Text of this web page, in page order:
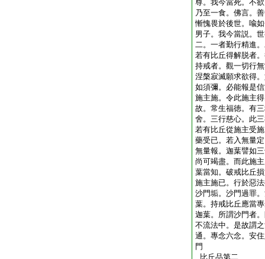
尊。我今當死。不
乃至一食。佛言。
慚愧畏於後世。喩
男子。我今當説。
二。一者勤行精進
若有比丘得解脱者
持戒者。觀一切行
涅槃寂滅願求欲得
如須彌。必能報是
施主施。令此施主
故。常生福徳。有
舍。三行慈心。此
若有比丘從施主受
藥受已。若入無量
無量報。迦葉譬如
尚可竭盡。而此施
葉當知。破戒比丘
施主施已。行於惡
沙門垢。沙門過罪
葉。持戒比丘應當
迦葉。所謂沙門者
不流法中。是故謂
通。專念六念。安
門
比丘品第二